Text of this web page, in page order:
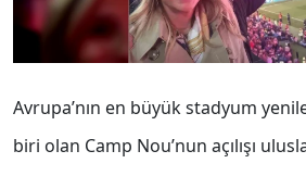
Avrupa’nın en büyük stadyum
biri olan Camp Nou’nun açılışı